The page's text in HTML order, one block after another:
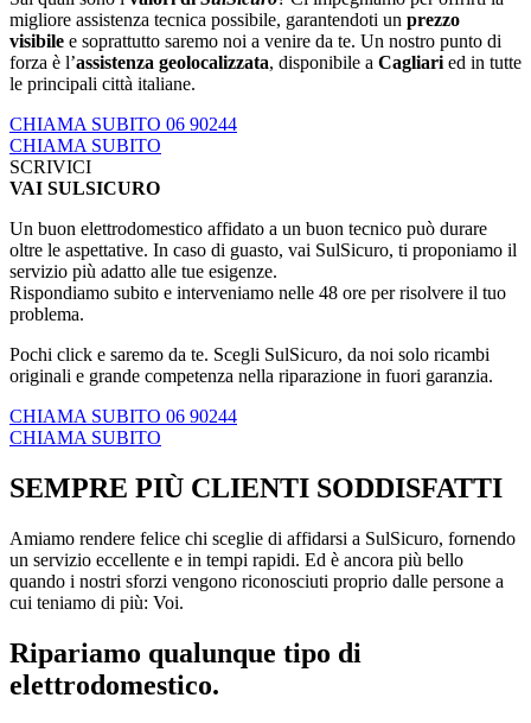
migliore assistenza tecnica possibile, garantendoti un prezzo
visibile e soprattutto saremo noi a venire da te. Un nostro punto di
forza è l’assistenza geolocalizzata, disponibile a Cagliari ed in tutte
le principali città italiane.
CHIAMA SUBITO 06 90244
CHIAMA SUBITO
SCRIVICI
VAI SULSICURO
Un buon elettrodomestico affidato a un buon tecnico può durare
oltre le aspettative. In caso di guasto, vai SulSicuro, ti proponiamo il
servizio più adatto alle tue esigenze.
Rispondiamo subito e interveniamo nelle 48 ore per risolvere il tuo
problema.
Pochi click e saremo da te. Scegli SulSicuro, da noi solo ricambi
originali e grande competenza nella riparazione in fuori garanzia.
CHIAMA SUBITO 06 90244
CHIAMA SUBITO
SEMPRE PIÙ CLIENTI SODDISFATTI
Amiamo rendere felice chi sceglie di affidarsi a SulSicuro, fornendo
un servizio eccellente e in tempi rapidi. Ed è ancora più bello
quando i nostri sforzi vengono riconosciuti proprio dalle persone a
cui teniamo di più: Voi.
Ripariamo qualunque tipo di
elettrodomestico.